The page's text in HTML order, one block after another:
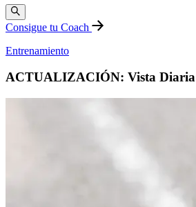
Consigue tu Coach
Entrenamiento
ACTUALIZACIÓN: Vista Diaria